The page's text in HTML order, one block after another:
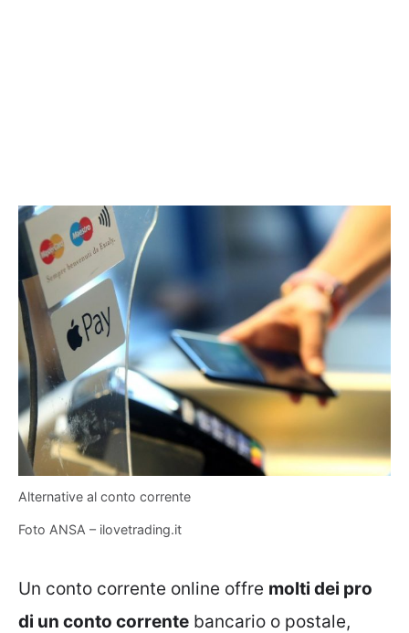
Alternative al conto corrente
Foto ANSA – ilovetrading.it
Un conto corrente online offre molti dei pro
di un conto corrente bancario o postale,